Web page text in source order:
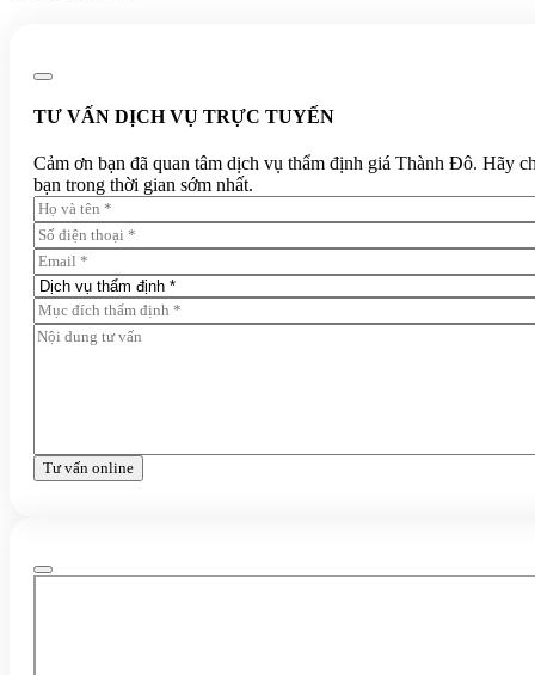
TƯ VẤN DỊCH VỤ TRỰC TUYẾN
Cảm ơn bạn đã quan tâm dịch vụ thẩm định giá Thành Đô. Hãy
bạn trong thời gian sớm nhất.
Tư vấn online